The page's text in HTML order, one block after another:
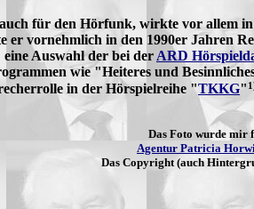
für den Hörfunk, wirkte vor allem
vornehmlich in den 1990er Jahren
Auswahl der bei der ARD
wie "Heiteres und
in der Hörspielreihe "TKKG"
Das Foto wurde mir
Agentur Patricia
Das Copyright (auch